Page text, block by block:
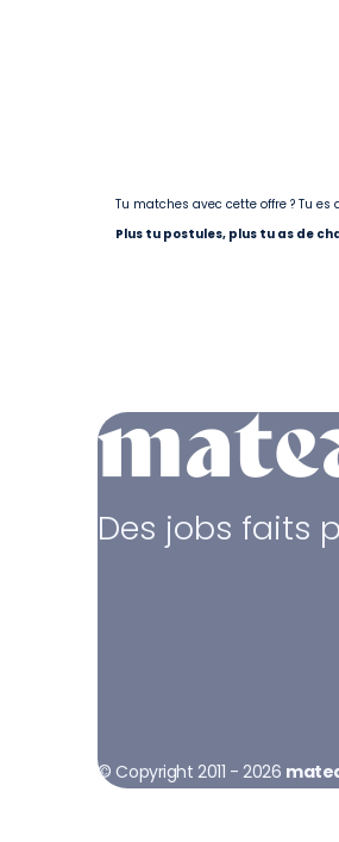
Tu matches avec cette offre ? Tu
Plus tu postules, plus tu as de
Des jobs faits
© Copyright 2011 - 2026